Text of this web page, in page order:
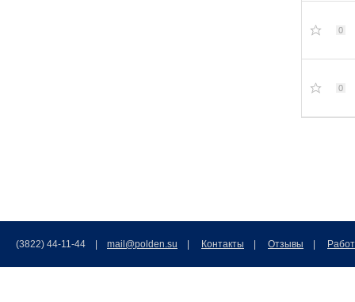
0
0
(3822) 44-11-44 | mail@polden.su Контакты Отзывы